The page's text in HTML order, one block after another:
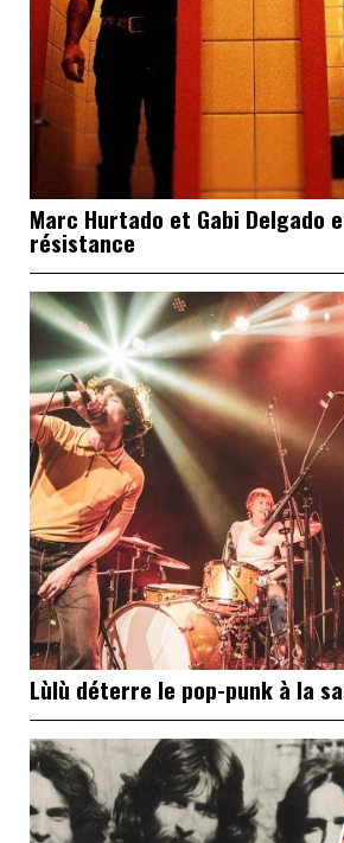
Marc Hurtado et Gabi Delgado
résistance
Lùlù déterre le pop-punk à la